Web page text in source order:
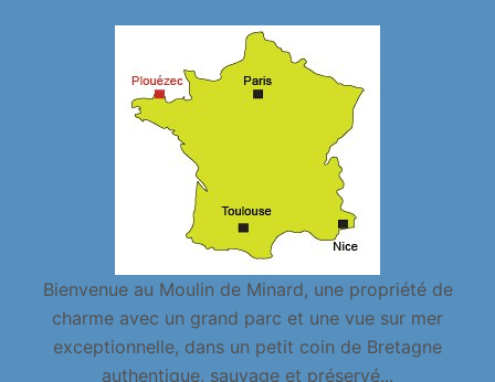
Bienvenue au Moulin de Minard, une propriété de
charme avec un grand parc et une vue sur mer
exceptionnelle, dans un petit coin de Bretagne
authentique, sauvage et préservé...